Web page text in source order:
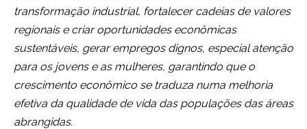
transformação industrial, fortalecer cadeias de valores
regionais e criar oportunidades econômicas
sustentáveis, gerar empregos dignos, especial atenção
para os jovens e as mulheres, garantindo que o
crescimento econômico se traduza numa melhoria
efetiva da qualidade de vida das populações das áreas
abrangidas.